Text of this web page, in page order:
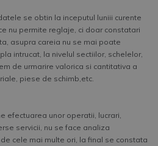
se obtin la inceputul luniii curente
nu permite reglaje, ci doar constatari
asupra careia nu se mai poate
intrucat, la nivelul sectiilor, schelelor,
de urmarire valorica si cantitativa a
piese de schimb,etc.
efectuarea unor operatii, lucrari,
servicii, nu se face analiza
cele mai multe ori, la final se constata